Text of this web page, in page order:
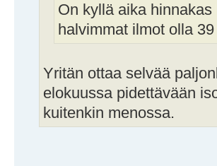
On kyllä aika
halvimmat ilmot olla
Yritän ottaa selvää
elokuussa pidettävään
kuitenkin menossa.